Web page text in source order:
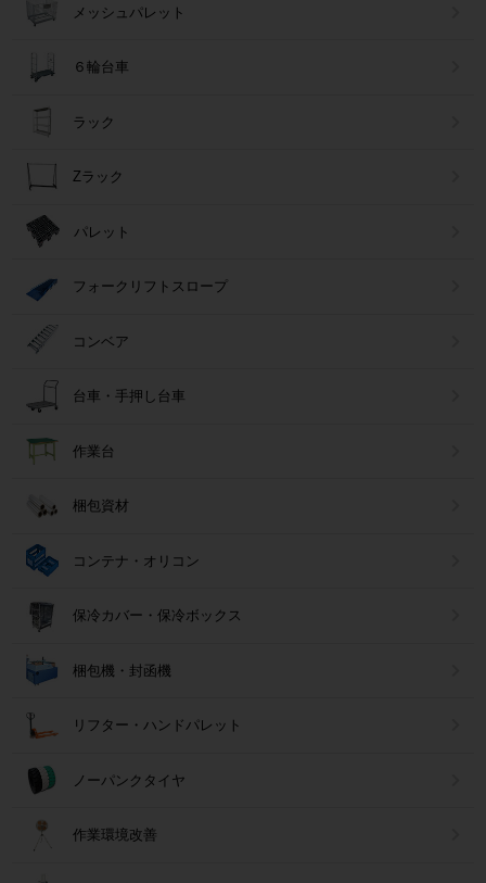
メッシュパレット
６輪台車
ラック
Zラック
パレット
フォークリフトスロープ
コンベア
台車・手押し台車
作業台
梱包資材
コンテナ・オリコン
保冷カバー・保冷ボックス
梱包機・封函機
リフター・ハンドパレット
ノーパンクタイヤ
作業環境改善